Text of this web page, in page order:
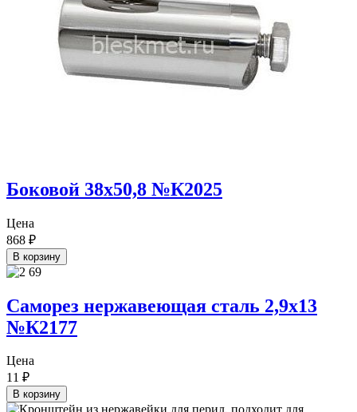
Боковой 38х50,8 №К2025
Цена
868 ₽
В корзину
Саморез нержавеющая сталь 2,9х13
№К2177
Цена
11 ₽
В корзину